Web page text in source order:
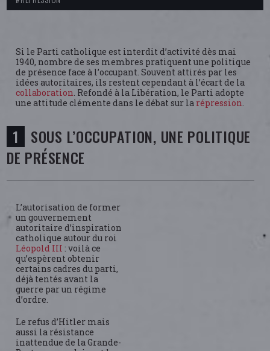
Si le Parti catholique est interdit d’activité dès mai
1940, nombre de ses membres pratiquent une politique
de présence face à l’occupant. Souvent attirés par les
idées autoritaires, ils restent cependant à l’écart de la
collaboration. Refondé à la Libération, le Parti adopte
une attitude clémente dans le débat sur la répression.
SOUS L’OCCUPATION, UNE POLITIQUE
DE PRÉSENCE
L’autorisation de former
un gouvernement
autoritaire d’inspiration
catholique autour du roi
Léopold III : voilà ce
qu’espèrent obtenir
certains cadres du parti,
déjà tentés avant la
guerre par un régime
d’ordre.
Le refus d’Hitler mais
aussi la résistance
inattendue de la Grande-